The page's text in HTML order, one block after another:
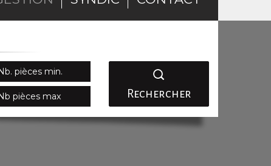
Rechercher